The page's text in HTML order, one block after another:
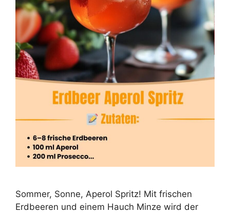
Sommer, Sonne, Aperol Spritz! Mit frischen
Erdbeeren und einem Hauch Minze wird der